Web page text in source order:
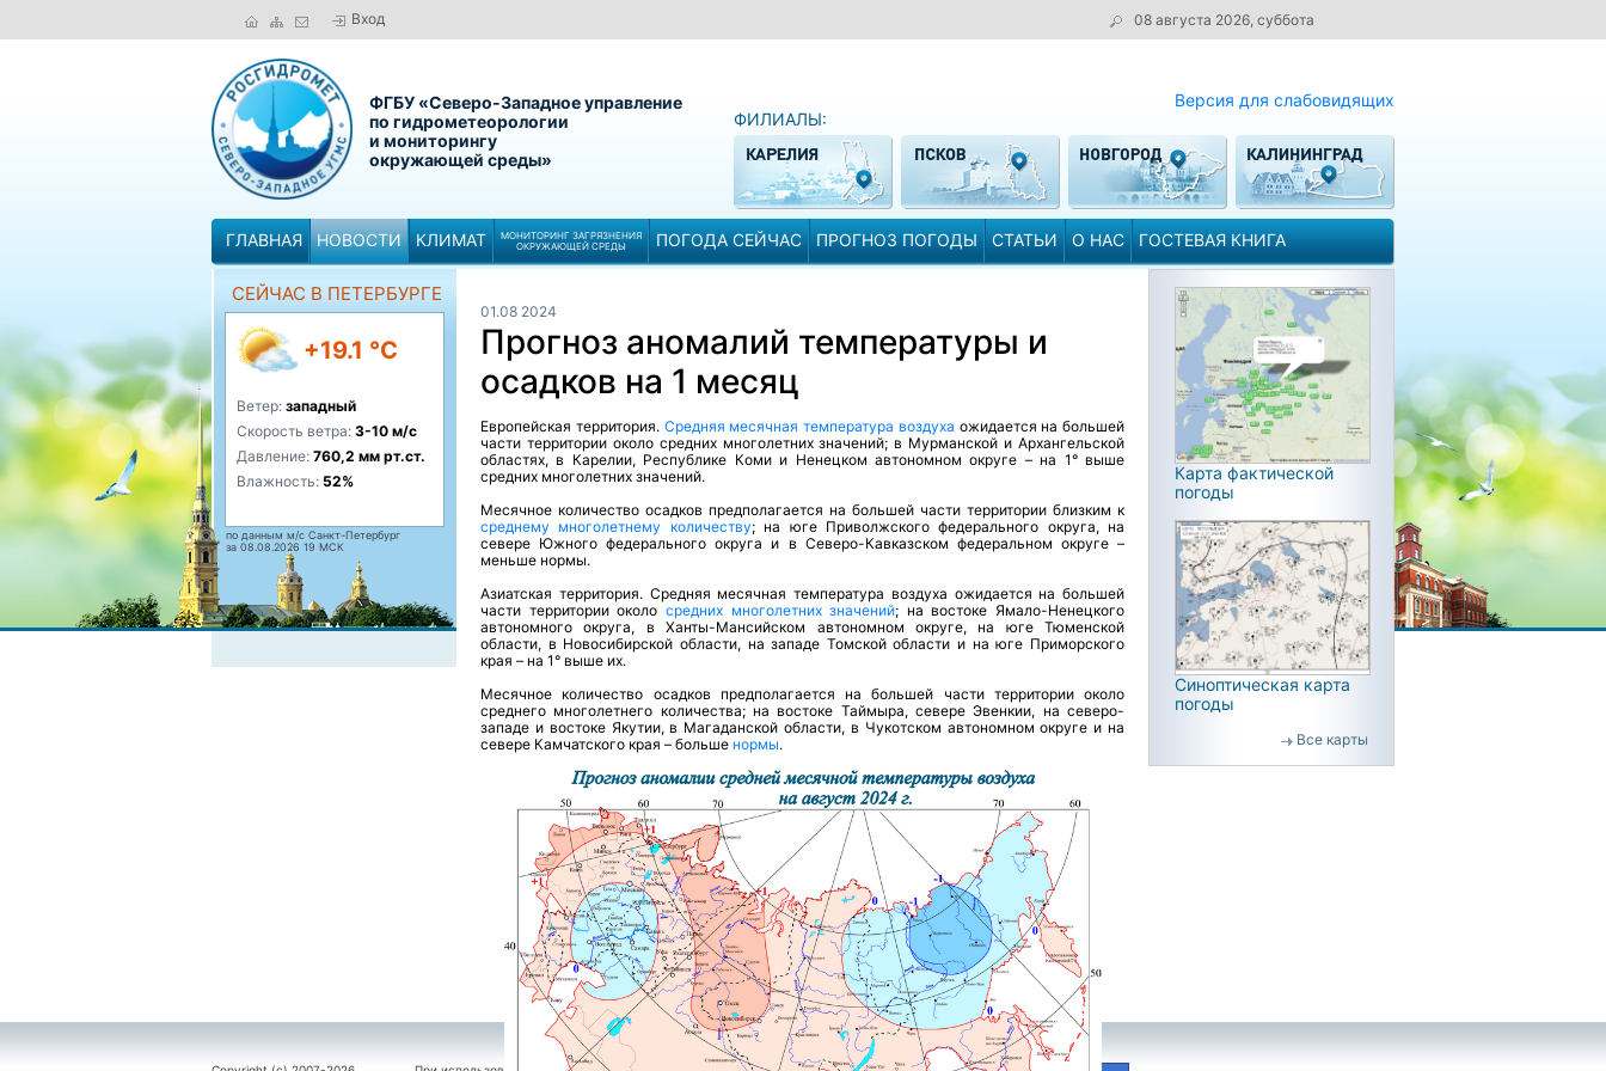
Вход 08 августа 2026, суббота
ФГБУ «Северо-Западное управление
по гидрометеорологии
и мониторингу
окружающей среды»
Версия для слабовидящих
ФИЛИАЛЫ:
ГЛАВНАЯ НОВОСТИ КЛИМАТ
МОНИТОРИНГ ЗАГРЯЗНЕНИЯ
ОКРУЖАЮЩЕЙ СРЕДЫ
ПОГОДА СЕЙЧАС ПРОГНОЗ ПОГОДЫ СТАТЬИ О НАС ГОСТЕВАЯ КНИГА
СЕЙЧАС В ПЕТЕРБУРГЕ
+19.1 °C
Ветер: западный
Скорость ветра: 3-10 м/с
Давление: 760,2 мм рт.ст.
Влажность: 52%
по данным м/с Санкт-Петербург
за 08.08.2026 19 МСК
01.08 2024
Прогноз аномалий температуры и
осадков на 1 месяц
Европейская территория. Средняя месячная температура воздуха ожидается на большей
части территории около средних многолетних значений; в Мурманской и Архангельской
областях, в Карелии, Республике Коми и Ненецком автономном округе – на 1° выше
средних многолетних значений.
Месячное количество осадков предполагается на большей части территории близким к
среднему многолетнему количеству; на юге Приволжского федерального округа, на
севере Южного федерального округа и в Северо-Кавказском федеральном округе –
меньше нормы.
Азиатская территория. Средняя месячная температура воздуха ожидается на большей
части территории около средних многолетних значений; на востоке Ямало-Ненецкого
автономного округа, в Ханты-Мансийском автономном округе, на юге Тюменской
области, в Новосибирской области, на западе Томской области и на юге Приморского
края – на 1° выше их.
Месячное количество осадков предполагается на большей части территории около
среднего многолетнего количества; на востоке Таймыра, севере Эвенкии, на северо-
западе и востоке Якутии, в Магаданской области, в Чукотском автономном округе и на
севере Камчатского края – больше нормы.
Карта фактической
погоды
Синоптическая карта
погоды
Все карты